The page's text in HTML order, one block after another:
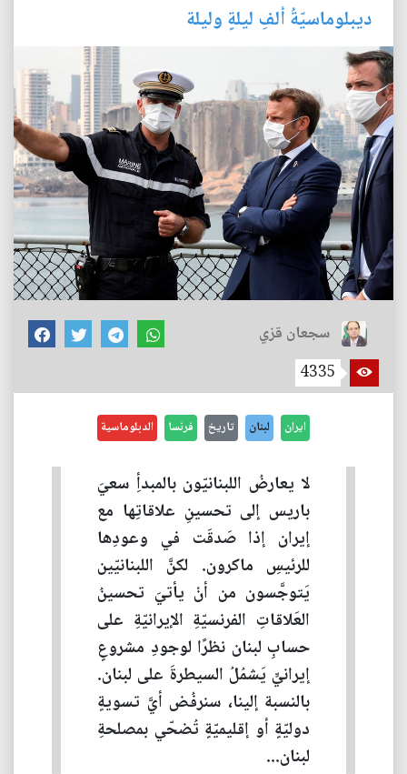
ديبلوماسيّةُ ألفِ ليلةٍ وليلة
سجعان قزي
4335
ايران لبنان تاريخ فرنسا الدبلوماسية
لا يعارضُ اللبنانيّون بالمبدأِ سعيَ
باريس إلى تحسينِ علاقاتِها مع
إيران إذا صَدقَت في وعودِها
للرئيسِ ماكرون. لكنَّ اللبنانيّين
يَتوجَّسون من أنْ يأتيَ تحسينُ
العَلاقاتِ الفرنسيّةِ الإيرانيّةِ على
حسابِ لبنان نظرًا لوجودِ مشروعٍ
إيرانيٍّ يَشمُلُ السيطرةَ على لبنان.
بالنسبة إلينا، سنرفُض أيَّ تسويةٍ
دوليّةٍ أو إقليميّةٍ تُضحّي بمصلحةِ
لبنان...